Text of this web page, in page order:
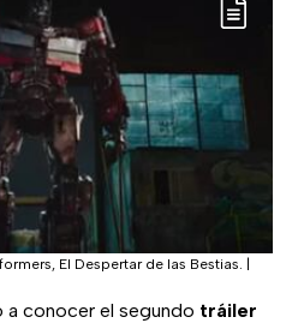
El Despertar de las Bestias.
a conocer el segundo tráiler